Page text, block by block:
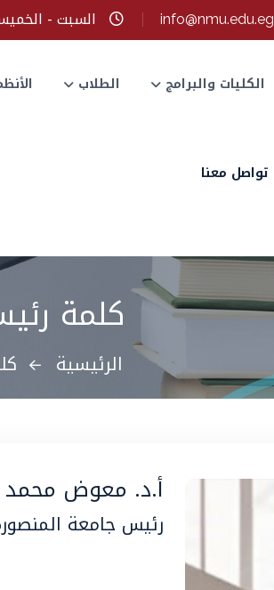
info@nmu.edu.eg السبت - الخميس: 9 ص -
الكليات والبرامج الطلاب
تواصل معنا
كلمة
الرئيسية
أ.د. معوض محمد
رئيس جامعة